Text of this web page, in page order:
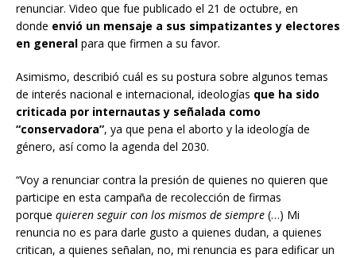
renunciar. Video que fue publicado el 21 de octubre, en
donde envió un mensaje a sus simpatizantes y electores
en general para que firmen a su favor.
Asimismo, describió cuál es su postura sobre algunos temas
de interés nacional e internacional, ideologías que ha sido
criticada por internautas y señalada como
“conservadora”, ya que pena el aborto y la ideología de
género, así como la agenda del 2030.
“Voy a renunciar contra la presión de quienes no quieren que
participe en esta campaña de recolección de firmas
porque quieren seguir con los mismos de siempre (…) Mi
renuncia no es para darle gusto a quienes dudan, a quienes
critican, a quienes señalan, no, mi renuncia es para edificar un